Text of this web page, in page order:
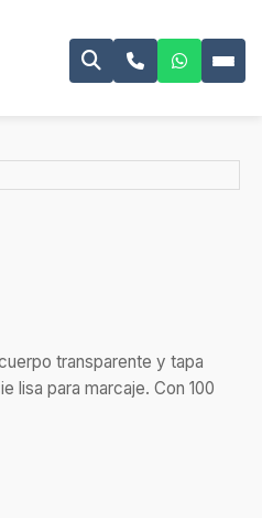
transparente y tapa
lisa para marcaje. Con 100